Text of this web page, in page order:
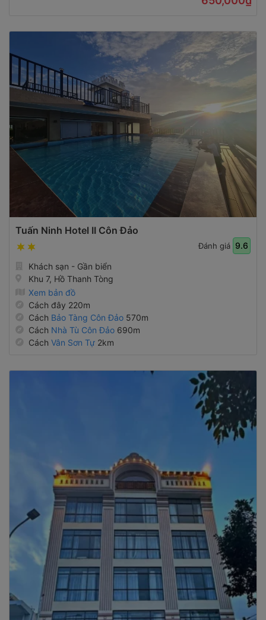
Tuấn Ninh Hotel II Côn Đảo
Đánh giá 9.6
Khách sạn - Gần biển
Khu 7, Hồ Thanh Tòng
Xem bản đồ
Cách đây 220m
Cách Bảo Tàng Côn Đảo 570m
Cách Nhà Tù Côn Đảo 690m
Cách Vân Sơn Tự 2km